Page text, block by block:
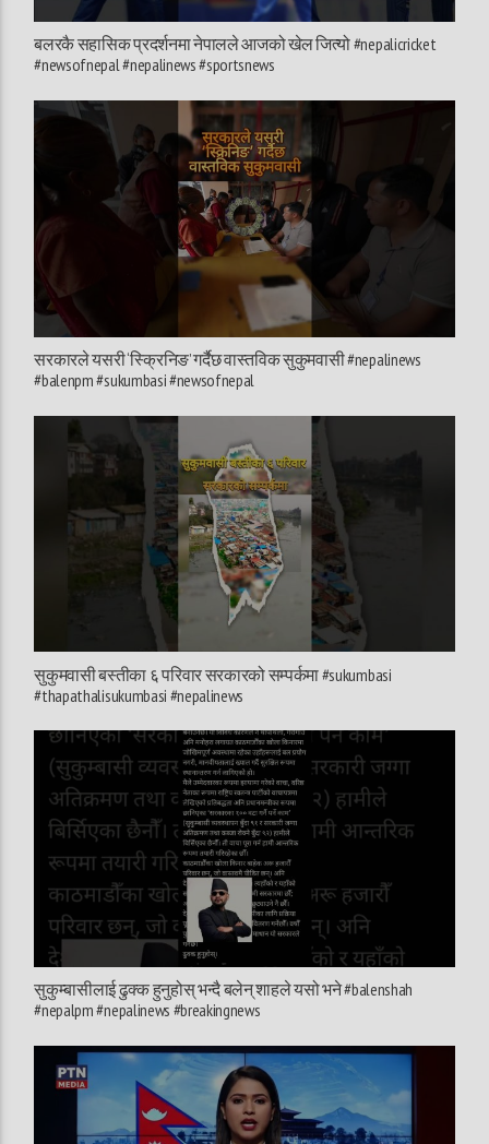
बलरकै सहासिक प्रदर्शनमा नेपालले आजको खेल जित्यो #nepalicricket
#newsofnepal #nepalinews #sportsnews
सरकारले यसरी ‘स्क्रिनिङ’ गर्दैछ वास्तविक सुकुमवासी #nepalinews
#balenpm #sukumbasi #newsofnepal
सुकुमवासी बस्तीका ६ परिवार सरकारको सम्पर्कमा #sukumbasi
#thapathalisukumbasi #nepalinews
सुकुम्बासीलाई ढुक्क हुनुहोस् भन्दै बलेन् शाहले यसो भने #balenshah
#nepalpm #nepalinews #breakingnews